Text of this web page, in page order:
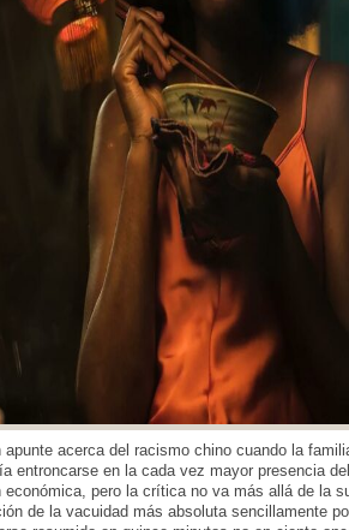
acerca del racismo chino cuando la
entroncarse en la cada vez mayor presencia
pero la crítica no va más allá de la
de la vacuidad más absoluta sencillamente